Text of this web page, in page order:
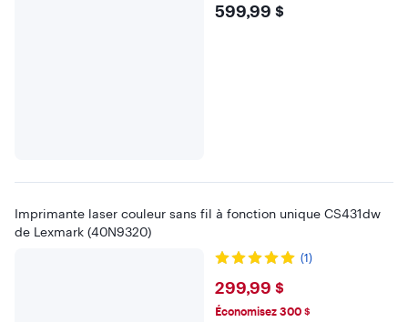
$599.99
599,99 $
Imprimante laser couleur sans fil à fonction unique CS431dw
de Lexmark (40N9320)
(1)
$299.99
299,99 $
Économisez 300 $